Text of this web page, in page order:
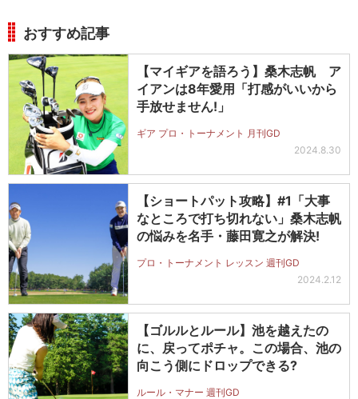
おすすめ記事
【マイギアを語ろう】桑木志帆 ア
イアンは8年愛用「打感がいいから
手放せません!」
ギア プロ・トーナメント 月刊GD
2024.8.30
【ショートパット攻略】#1「大事
なところで打ち切れない」桑木志帆
の悩みを名手・藤田寛之が解決!
プロ・トーナメント レッスン 週刊GD
2024.2.12
【ゴルルとルール】池を越えたの
に、戻ってポチャ。この場合、池の
向こう側にドロップできる?
ルール・マナー 週刊GD